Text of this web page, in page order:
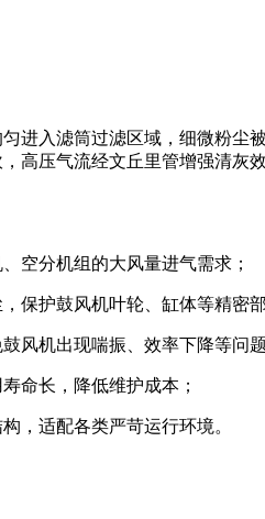
进入滤筒过滤区域，细微粉
高压气流经文丘里管增强清
空分机组的大风量进气需求；
保护鼓风机叶轮、缸体等精密部
风机出现喘振、效率下降等问题
命长，降低维护成本；
，适配各类严苛运行环境。